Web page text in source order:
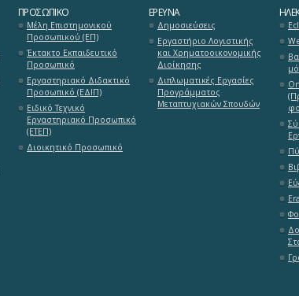
ΠΡΟΣΩΠΙΚΌ
Μέλη Επιστημονικού
Προσωπικού (ΕΠ)
Έκτακτο Εκπαιδευτικό
Προσωπικό
Εργαστηριακό Διδακτικό
Προσωπικό (ΕΔΙΠ)
Ειδικό Τεχνικό
Εργαστηριακό Προσωπικό
(ΕΤΕΠ)
Διοικητικό Προσωπικό
ΈΡΕΥΝΑ
Δημοσιεύσεις
Εργαστήριο Λογιστικής
και Χρηματοοικονομικής
Διοίκησης
Διπλωματικές Εργασίες
Προγράμματος
Μεταπτυχιακών Σπουδών